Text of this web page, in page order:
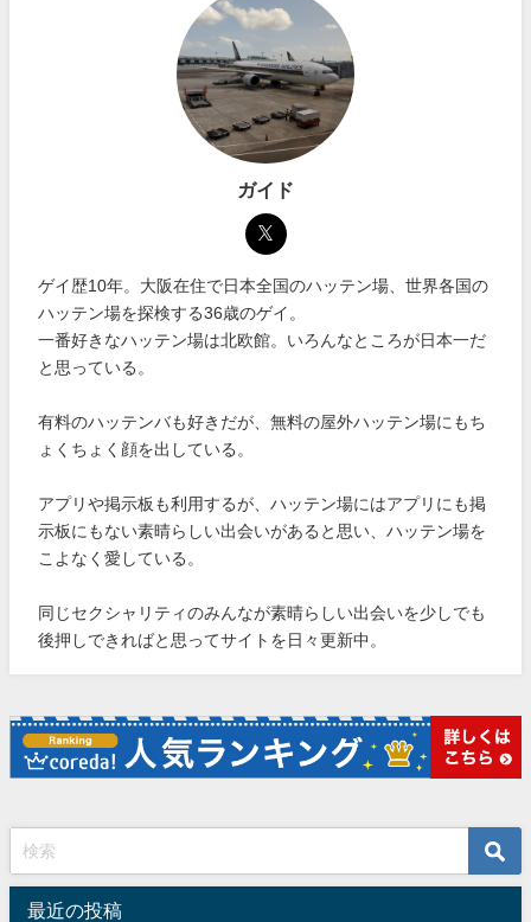
ガイド
ゲイ歴10年。大阪在住で日本全国のハッテン場、世界各国の
ハッテン場を探検する36歳のゲイ。
一番好きなハッテン場は北欧館。いろんなところが日本一だ
と思っている。
有料のハッテンバも好きだが、無料の屋外ハッテン場にもち
ょくちょく顔を出している。
アプリや掲示板も利用するが、ハッテン場にはアプリにも掲
示板にもない素晴らしい出会いがあると思い、ハッテン場を
こよなく愛している。
同じセクシャリティのみんなが素晴らしい出会いを少しでも
後押しできればと思ってサイトを日々更新中。
最近の投稿